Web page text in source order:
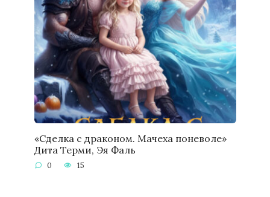
«Сделка с драконом. Мачеха поневоле»
Дита Терми, Эя Фаль
0 15